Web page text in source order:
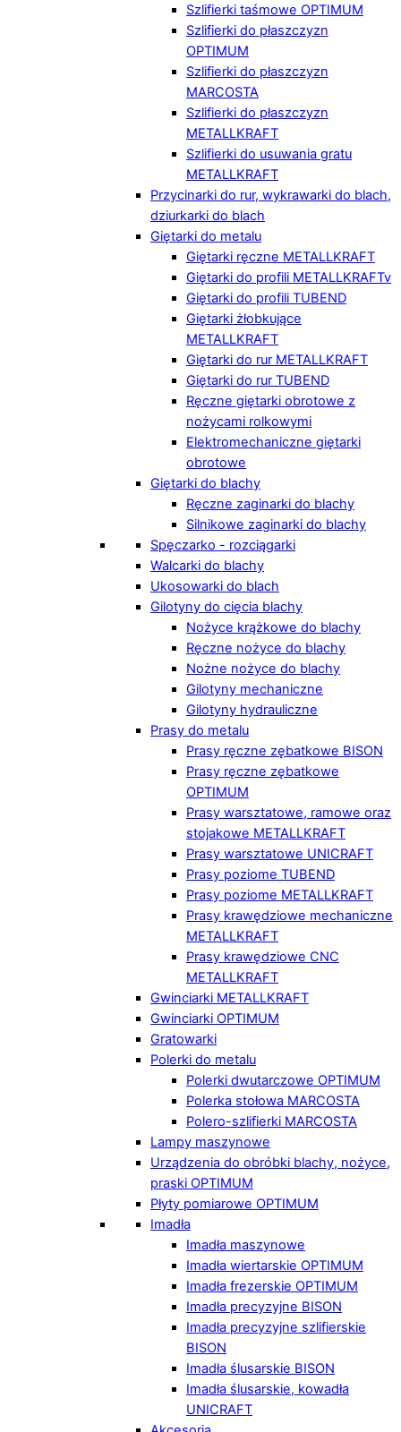
Szlifierki taśmowe OPTIMUM
Szlifierki do płaszczyzn
OPTIMUM
Szlifierki do płaszczyzn
MARCOSTA
Szlifierki do płaszczyzn
METALLKRAFT
Szlifierki do usuwania gratu
METALLKRAFT
Przycinarki do rur, wykrawarki do blach,
dziurkarki do blach
Giętarki do metalu
Giętarki ręczne METALLKRAFT
Giętarki do profili METALLKRAFTv
Giętarki do profili TUBEND
Giętarki żłobkujące
METALLKRAFT
Giętarki do rur METALLKRAFT
Giętarki do rur TUBEND
Ręczne giętarki obrotowe z
nożycami rolkowymi
Elektromechaniczne giętarki
obrotowe
Giętarki do blachy
Ręczne zaginarki do blachy
Silnikowe zaginarki do blachy
Spęczarko - rozciągarki
Walcarki do blachy
Ukosowarki do blach
Gilotyny do cięcia blachy
Nożyce krążkowe do blachy
Ręczne nożyce do blachy
Nożne nożyce do blachy
Gilotyny mechaniczne
Gilotyny hydrauliczne
Prasy do metalu
Prasy ręczne zębatkowe BISON
Prasy ręczne zębatkowe
OPTIMUM
Prasy warsztatowe, ramowe oraz
stojakowe METALLKRAFT
Prasy warsztatowe UNICRAFT
Prasy poziome TUBEND
Prasy poziome METALLKRAFT
Prasy krawędziowe mechaniczne
METALLKRAFT
Prasy krawędziowe CNC
METALLKRAFT
Gwinciarki METALLKRAFT
Gwinciarki OPTIMUM
Gratowarki
Polerki do metalu
Polerki dwutarczowe OPTIMUM
Polerka stołowa MARCOSTA
Polero-szlifierki MARCOSTA
Lampy maszynowe
Urządzenia do obróbki blachy, nożyce,
praski OPTIMUM
Płyty pomiarowe OPTIMUM
Imadła
Imadła maszynowe
Imadła wiertarskie OPTIMUM
Imadła frezerskie OPTIMUM
Imadła precyzyjne BISON
Imadła precyzyjne szlifierskie
BISON
Imadła ślusarskie BISON
Imadła ślusarskie, kowadła
UNICRAFT